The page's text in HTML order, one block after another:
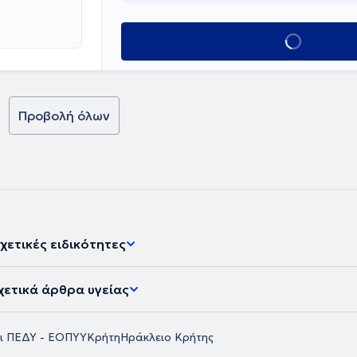
στην
Αθηνών ενώ
αρτιότητα
Κλείσε ραντεβού
Προβολή όλων
ειδικότητες
άρθρα υγείας
ΠΕΔΥ - ΕΟΠΥΥΚρήτηΗράκλειο Κρήτης